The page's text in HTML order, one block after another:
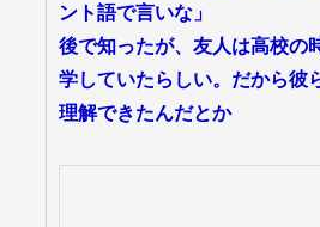
ント語で言いな」
後で知ったが、友人は高校の
学していたらしい。だから彼
理解できたんだとか